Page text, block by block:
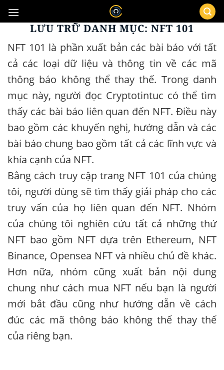
qua
dung
LƯU TRỮ DANH MỤC: NFT 101
NFT 101 là phần xuất bản các bài báo với tất
cả các loại dữ liệu và thông tin về các mã
thông báo không thể thay thế. Trong danh
mục này, người đọc Cryptotintuc có thể tìm
thấy các bài báo liên quan đến NFT. Điều này
bao gồm các khuyến nghị, hướng dẫn và các
bài báo chung bao gồm tất cả các lĩnh vực và
khía cạnh của NFT.
Bằng cách truy cập trang NFT 101 của chúng
tôi, người dùng sẽ tìm thấy giải pháp cho các
truy vấn của họ liên quan đến NFT. Nhóm
của chúng tôi nghiên cứu tất cả những thứ
NFT bao gồm NFT dựa trên Ethereum, NFT
Binance, Opensea NFT và nhiều chủ đề khác.
Hơn nữa, nhóm cũng xuất bản nội dung
chung như cách mua NFT nếu bạn là người
mới bắt đầu cũng như hướng dẫn về cách
đúc các mã thông báo không thể thay thế
của riêng bạn.